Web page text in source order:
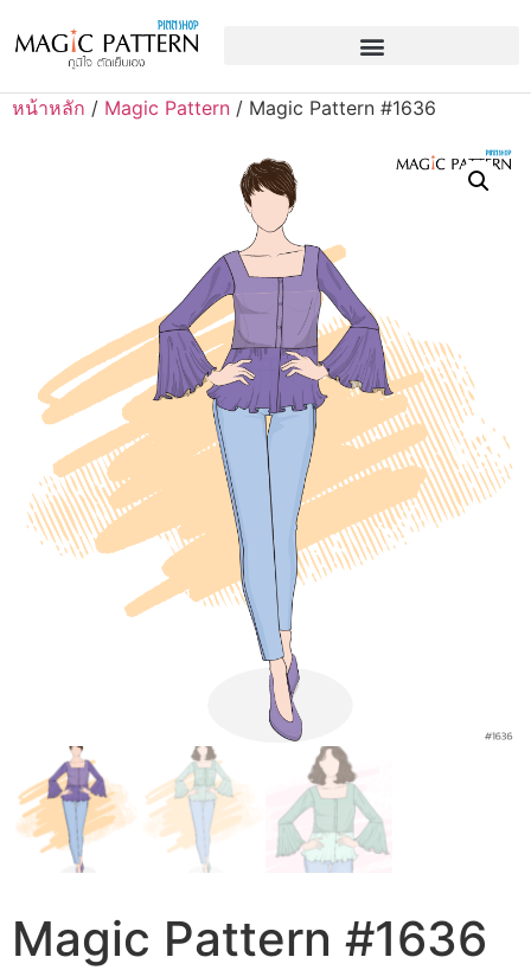
หน้าหลัก / Magic Pattern / Magic Pattern #1636
Magic Pattern #1636